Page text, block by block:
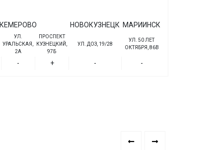
КЕМЕРОВО НОВОКУЗНЕЦК МАРИИНСК
УЛ.
УРАЛЬСКАЯ,
2А
ПРОСПЕКТ
КУЗНЕЦКИЙ,
97Б
УЛ. ДОЗ, 19/28
УЛ. 50 ЛЕТ
ОКТЯБРЯ, 86В
- + - -